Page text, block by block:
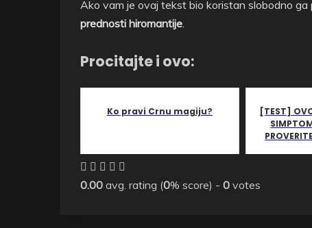
Ako vam je ovaj tekst bio koristan slobodno
prednosti hiromantije.
Procitajte i ovo:
Ko pravi Crnu magiju?
[TEST]
0.00 avg. rating (0% score) - 0 votes